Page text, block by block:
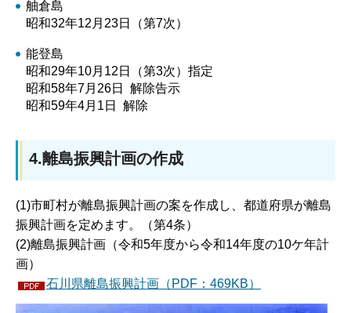
舳倉島
昭和32年12月23日（第7次）
能登島
昭和29年10月12日（第3次）指定
昭和58年7月26日 解除告示
昭和59年4月1日 解除
4.離島振興計画の作成
(1)市町村が離島振興計画の案を作成し、都道府県が離島
振興計画を定めます。（第4条）
(2)離島振興計画（令和5年度から令和14年度の10ケ年計
画）
石川県離島振興計画（PDF：469KB）